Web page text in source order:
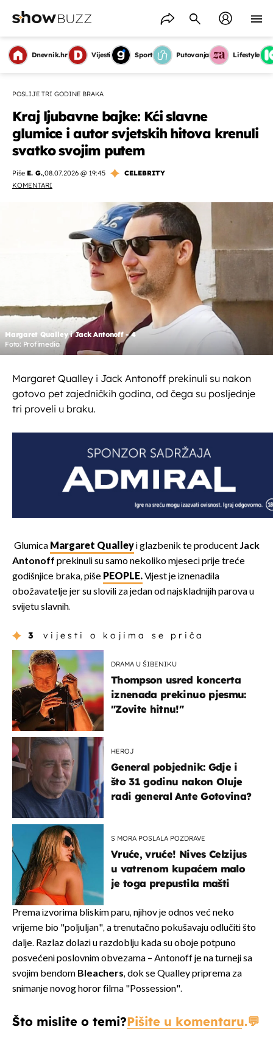
Dnevnik.hr Vijesti Sport Putovanja Lifestyle
POSLIJE TRI GODINE BRAKA
Kraj ljubavne bajke: Kći slavne
glumice i autor svjetskih hitova krenuli
svatko svojim putem
Piše E. G.,08.07.2026 @ 19:45
CELEBRITY
KOMENTARI
Margaret Qualley i Jack Antonoff - 4
Foto: Profimedia
Margaret Qualley i Jack Antonoff prekinuli su nakon
gotovo pet zajedničkih godina, od čega su posljednje
tri proveli u braku.
Glumica Margaret Qualleyi glazbenik te producentJack
Antonoff prekinuli su samo nekoliko mjeseci prije treće
godišnjice braka, piše PEOPLE.Vijest je iznenadila
obožavatelje jer su slovili za jedan od najskladnijih parova u
svijetu slavnih.
3 vijesti o kojima se priča
DRAMA U ŠIBENIKU
Thompson usred koncerta
iznenada prekinuo pjesmu:
"Zovite hitnu!"
HEROJ
General pobjednik: Gdje i
što 31 godinu nakon Oluje
radi general Ante Gotovina?
S MORA POSLALA POZDRAVE
Vruće, vruće! Nives Celzijus
u vatrenom kupaćem malo
je toga prepustila mašti
Prema izvorima bliskim paru, njihov je odnos već neko
vrijeme bio "poljuljan", a trenutačno pokušavaju odlučiti što
dalje. Razlaz dolazi u razdoblju kada su oboje potpuno
posvećeni poslovnim obvezama – Antonoff je na turneji sa
svojim bendom Bleachers, dok se Qualley priprema za
snimanje novog horor filma "Possession".
Što mislite o temi?Pišite u komentaru.
OMOGUĆI OBAVIJESTI